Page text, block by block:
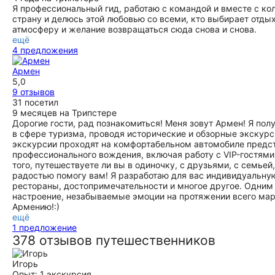
Я профессиональный гид, работаю с командой и вместе с
страну и делюсь этой любовью со всеми, кто выбирает
атмосферу и желание возвращаться сюда снова и снова.
ещё
4 предложения
Армен
5,0
9 отзывов
31 посетил
9 месяцев на Трипстере
Дорогие гости, рад познакомиться! Меня зовут Армен! Я
в сфере туризма, проводя исторические и обзорные
экскурсии проходят на комфортабельном автомобиле
профессионального вождения, включая работу с VIP-
того, путешествуете ли вы в одиночку, с друзьями, с
радостью помогу вам! Я разработаю для вас
рестораны, достопримечательности и многое другое.
настроение, незабываемые эмоции на протяжении всего
Армению!:)
ещё
1 предложение
378 отзывов путешественников
Игорь